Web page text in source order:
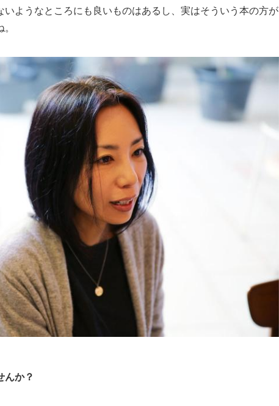
いようなところにも良いものはあるし、実はそういう本の方が
か？